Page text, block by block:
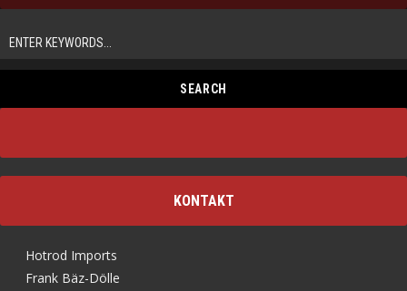
KONTAKT
Hotrod Imports
Frank Bäz-Dölle